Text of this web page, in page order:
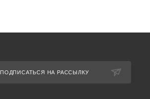
ПОДПИСАТЬСЯ НА РАССЫЛКУ